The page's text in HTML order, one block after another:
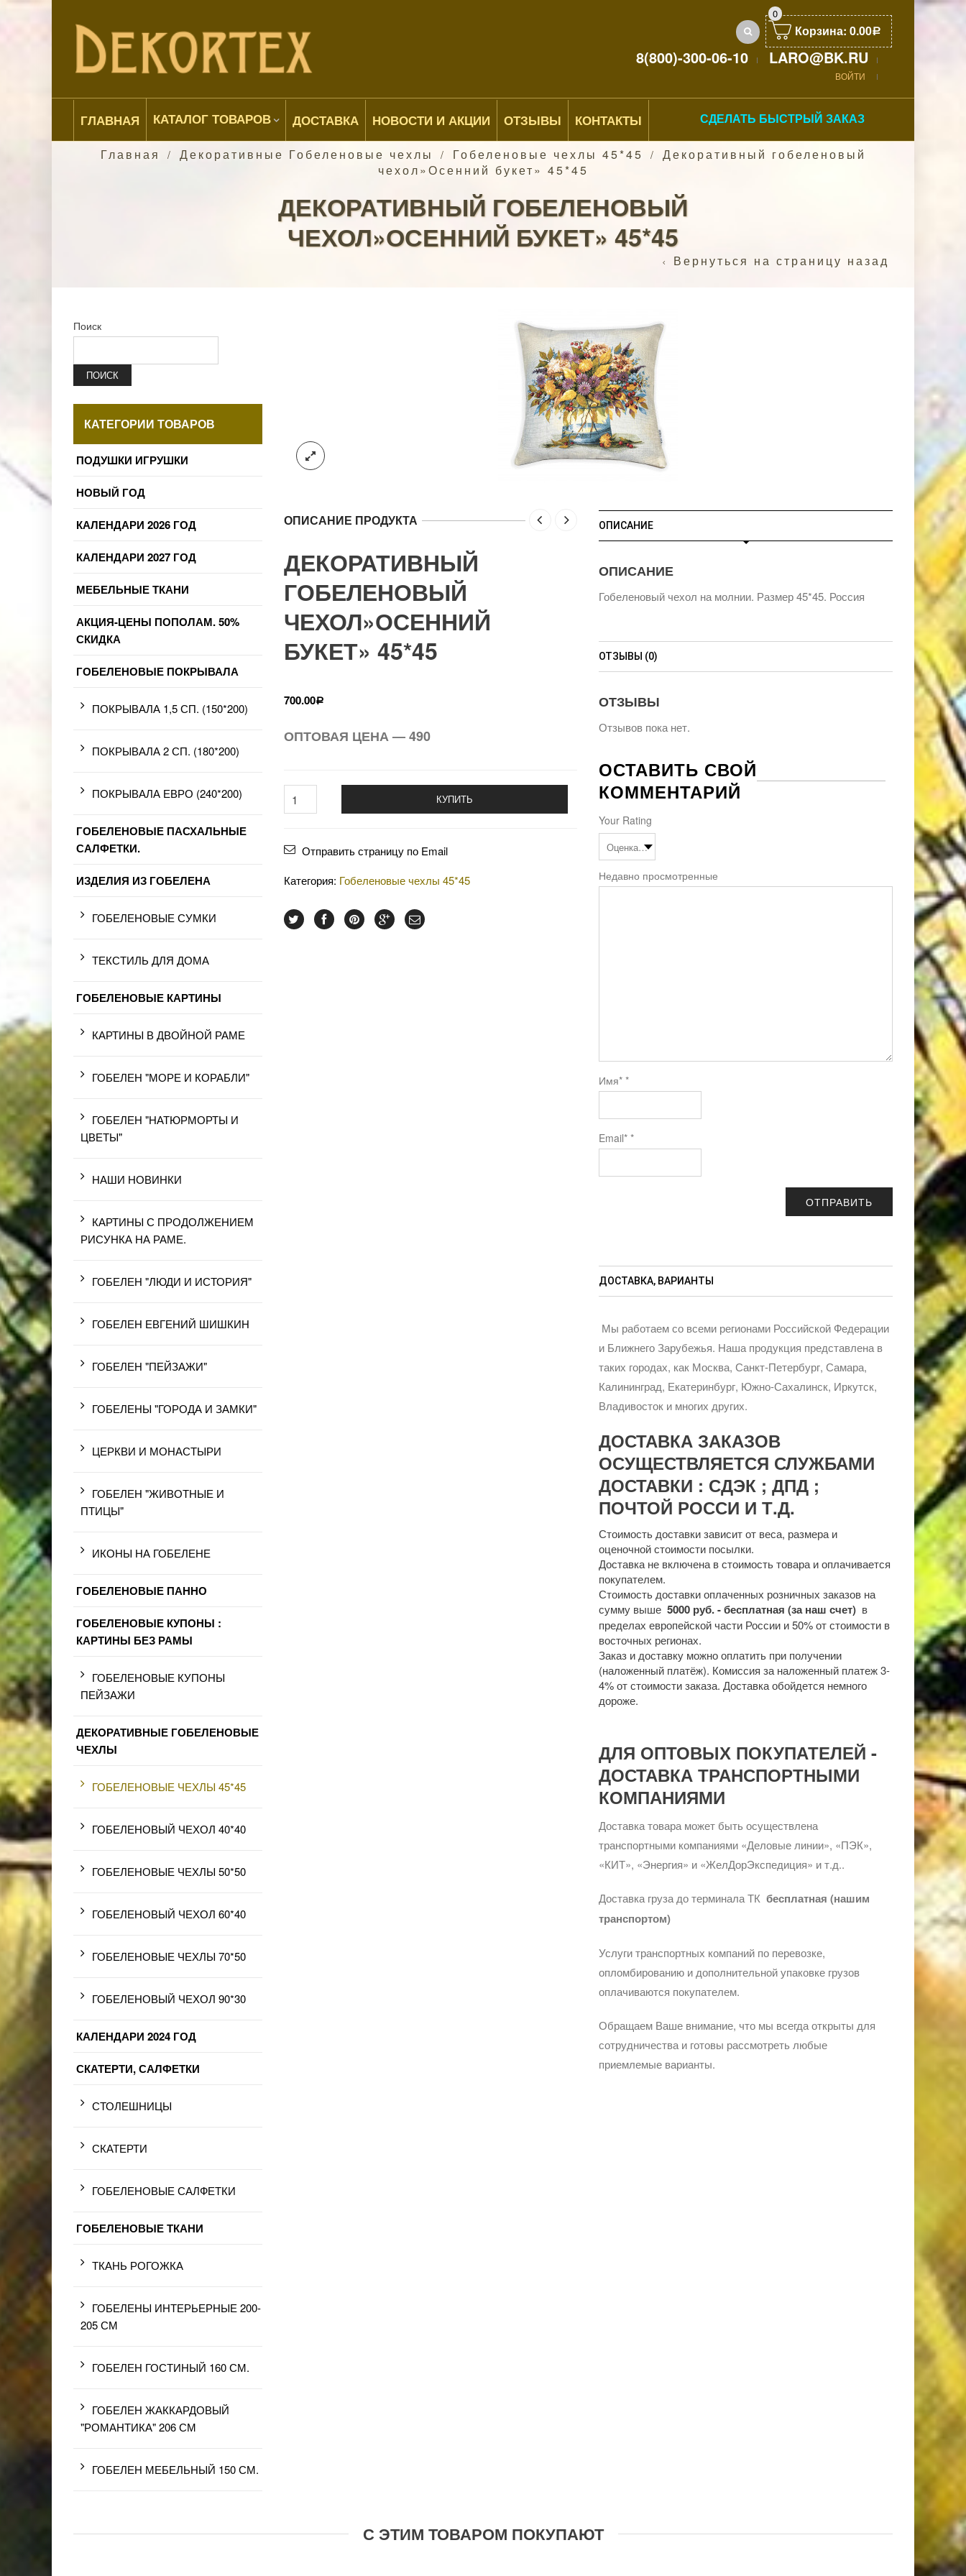
0
Корзина: 0.00Р
8(800)-300-06-10 LARO@BK.RU
ВОЙТИ
ГЛАВНАЯ КАТАЛОГ ТОВАРОВ ДОСТАВКА НОВОСТИ И АКЦИИ ОТЗЫВЫ КОНТАКТЫ СДЕЛАТЬ БЫСТРЫЙ ЗАКАЗ
Главная / Декоративные Гобеленовые чехлы / Гобеленовые чехлы 45*45 /
Декоративный гобеленовый
чехол»Осенний букет» 45*45
ДЕКОРАТИВНЫЙ ГОБЕЛЕНОВЫЙ
ЧЕХОЛ»ОСЕННИЙ БУКЕТ» 45*45
Вернуться на страницу назад
ОПИСАНИЕ ПРОДУКТА
ДЕКОРАТИВНЫЙ
ГОБЕЛЕНОВЫЙ
ЧЕХОЛ»ОСЕННИЙ
БУКЕТ» 45*45
700.00Р
ОПТОВАЯ ЦЕНА — 490
КУПИТЬ
Отправить страницу по Email
Категория: Гобеленовые чехлы 45*45
ОПИСАНИЕ
ОПИСАНИЕ
Гобеленовый чехол на молнии. Размер 45*45. Россия
ОТЗЫВЫ (0)
ОТЗЫВЫ
Отзывов пока нет.
ОСТАВИТЬ СВОЙ
КОММЕНТАРИЙ
Your Rating
Недавно просмотренные
Имя**
Email**
ДОСТАВКА, ВАРИАНТЫ
Мы работаем со всеми регионами Российской Федерации
и Ближнего Зарубежья. Наша продукция представлена в
таких городах, как Москва, Санкт-Петербург, Самара,
Калининград, Екатеринбург, Южно-Сахалинск, Иркутск,
Владивосток и многих других.
ДОСТАВКА ЗАКАЗОВ
ОСУЩЕСТВЛЯЕТСЯ СЛУЖБАМИ
ДОСТАВКИ : СДЭК ; ДПД ;
ПОЧТОЙ РОССИ И Т.Д.
Стоимость доставки зависит от веса, размера и
оценочной стоимости посылки.
Доставка не включена в стоимость товара и оплачивается
покупателем.
Стоимость доставки оплаченных розничных заказов на
сумму выше 5000 руб. - бесплатная (за наш счет) в
пределах европейской части России и 50% от стоимости в
восточных регионах.
Заказ и доставку можно оплатить при получении
(наложенный платёж). Комиссия за наложенный платеж 3-
4% от стоимости заказа. Доставка обойдется немного
дороже.
ДЛЯ ОПТОВЫХ ПОКУПАТЕЛЕЙ -
ДОСТАВКА ТРАНСПОРТНЫМИ
КОМПАНИЯМИ
Доставка товара может быть осуществлена
транспортными компаниями «Деловые линии», «ПЭК»,
«КИТ», «Энергия» и «ЖелДорЭкспедиция» и т.д..
Доставка груза до терминала ТКбесплатная (нашим
транспортом)
Услуги транспортных компаний по перевозке,
опломбированию и дополнительной упаковке грузов
оплачиваются покупателем.
Обращаем Ваше внимание, что мы всегда открыты для
сотрудничества и готовы рассмотреть любые
приемлемые варианты.
Поиск
ПОИСК
КАТЕГОРИИ ТОВАРОВ
ПОДУШКИ ИГРУШКИ
НОВЫЙ ГОД
КАЛЕНДАРИ 2026 ГОД
КАЛЕНДАРИ 2027 ГОД
МЕБЕЛЬНЫЕ ТКАНИ
АКЦИЯ-ЦЕНЫ ПОПОЛАМ. 50%
СКИДКА
ГОБЕЛЕНОВЫЕ ПОКРЫВАЛА
ПОКРЫВАЛА 1,5 СП. (150*200)
ПОКРЫВАЛА 2 СП. (180*200)
ПОКРЫВАЛА ЕВРО (240*200)
ГОБЕЛЕНОВЫЕ ПАСХАЛЬНЫЕ
САЛФЕТКИ.
ИЗДЕЛИЯ ИЗ ГОБЕЛЕНА
ГОБЕЛЕНОВЫЕ СУМКИ
ТЕКСТИЛЬ ДЛЯ ДОМА
ГОБЕЛЕНОВЫЕ КАРТИНЫ
КАРТИНЫ В ДВОЙНОЙ РАМЕ
ГОБЕЛЕН "МОРЕ И КОРАБЛИ"
ГОБЕЛЕН "НАТЮРМОРТЫ И
ЦВЕТЫ"
НАШИ НОВИНКИ
КАРТИНЫ С ПРОДОЛЖЕНИЕМ
РИСУНКА НА РАМЕ.
ГОБЕЛЕН "ЛЮДИ И ИСТОРИЯ"
ГОБЕЛЕН ЕВГЕНИЙ ШИШКИН
ГОБЕЛЕН "ПЕЙЗАЖИ"
ГОБЕЛЕНЫ "ГОРОДА И ЗАМКИ"
ЦЕРКВИ И МОНАСТЫРИ
ГОБЕЛЕН "ЖИВОТНЫЕ И
ПТИЦЫ"
ИКОНЫ НА ГОБЕЛЕНЕ
ГОБЕЛЕНОВЫЕ ПАННО
ГОБЕЛЕНОВЫЕ КУПОНЫ :
КАРТИНЫ БЕЗ РАМЫ
ГОБЕЛЕНОВЫЕ КУПОНЫ
ПЕЙЗАЖИ
ДЕКОРАТИВНЫЕ ГОБЕЛЕНОВЫЕ
ЧЕХЛЫ
ГОБЕЛЕНОВЫЕ ЧЕХЛЫ 45*45
ГОБЕЛЕНОВЫЙ ЧЕХОЛ 40*40
ГОБЕЛЕНОВЫЕ ЧЕХЛЫ 50*50
ГОБЕЛЕНОВЫЙ ЧЕХОЛ 60*40
ГОБЕЛЕНОВЫЕ ЧЕХЛЫ 70*50
ГОБЕЛЕНОВЫЙ ЧЕХОЛ 90*30
КАЛЕНДАРИ 2024 ГОД
СКАТЕРТИ, САЛФЕТКИ
СТОЛЕШНИЦЫ
СКАТЕРТИ
ГОБЕЛЕНОВЫЕ САЛФЕТКИ
ГОБЕЛЕНОВЫЕ ТКАНИ
ТКАНЬ РОГОЖКА
ГОБЕЛЕНЫ ИНТЕРЬЕРНЫЕ 200-
205 СМ
ГОБЕЛЕН ГОСТИНЫЙ 160 СМ.
ГОБЕЛЕН ЖАККАРДОВЫЙ
"РОМАНТИКА" 206 СМ
ГОБЕЛЕН МЕБЕЛЬНЫЙ 150 СМ.
С ЭТИМ ТОВАРОМ ПОКУПАЮТ